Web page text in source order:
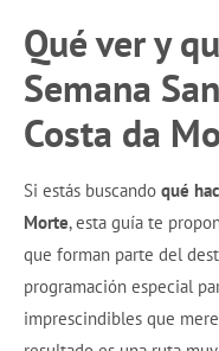
Qué ver y
Semana
Costa da
Si estás buscando qué
Morte, esta guía te
que forman parte del
programación especial
imprescindibles que